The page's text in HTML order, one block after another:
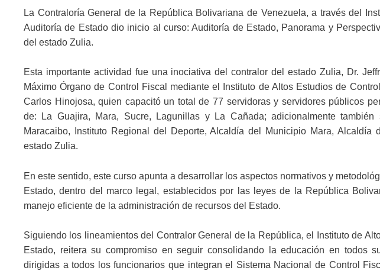
La Contraloría General de la República Bolivariana de Venezuela, a través del
Auditoría de Estado dio inicio al curso: Auditoría de Estado, Panorama y
del estado Zulia.
Esta importante actividad fue una inociativa del contralor del estado Zulia, Dr.
Máximo Órgano de Control Fiscal mediante el Instituto de Altos Estudios de
Carlos Hinojosa, quien capacitó un total de 77 servidoras y servidores públicos
de: La Guajira, Mara, Sucre, Lagunillas y La Cañada; adicionalmente
Maracaibo, Instituto Regional del Deporte, Alcaldía del Municipio Mara, Alcaldía
estado Zulia.
En este sentido, este curso apunta a desarrollar los aspectos normativos y
Estado, dentro del marco legal, establecidos por las leyes de la República
manejo eficiente de la administración de recursos del Estado.
Siguiendo los lineamientos del Contralor General de la República, el Instituto de
Estado, reitera su compromiso en seguir consolidando la educación en todos
dirigidas a todos los funcionarios que integran el Sistema Nacional de Control